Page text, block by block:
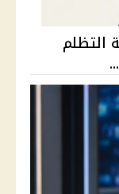
التظلم